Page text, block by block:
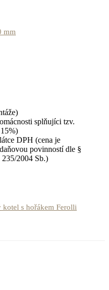
mm
splňujíci tzv.
DPH (cena je
povinností dle §
235/2004 Sb.)
s hořákem Ferolli